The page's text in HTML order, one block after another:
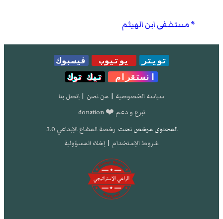
مستشفى ابن الهيثم
تويتر يوتيوب
فيسبوك
انستقرام
تيك توك
سياسة الخصوصية | من نحن | إتصل بنا
تبرع و دعم ❤️ donation
المحتوى مرخص تحت رخصة المشاع الإبداعي 3.0
شروط الإستخدام | إخلاء المسؤولية